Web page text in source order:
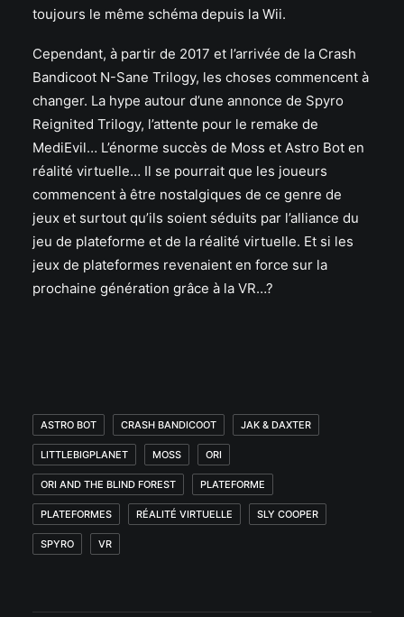
toujours le même schéma depuis la Wii.
Cependant, à partir de 2017 et l’arrivée de la Crash
Bandicoot N-Sane Trilogy, les choses commencent à
changer. La hype autour d’une annonce de Spyro
Reignited Trilogy, l’attente pour le remake de
MediEvil… L’énorme succès de Moss et Astro Bot en
réalité virtuelle… Il se pourrait que les joueurs
commencent à être nostalgiques de ce genre de
jeux et surtout qu’ils soient séduits par l’alliance du
jeu de plateforme et de la réalité virtuelle. Et si les
jeux de plateformes revenaient en force sur la
prochaine génération grâce à la VR…?
ASTRO BOT CRASH BANDICOOT JAK & DAXTER
LITTLEBIGPLANET MOSS ORI
ORI AND THE BLIND FOREST PLATEFORME
PLATEFORMES RÉALITÉ VIRTUELLE SLY COOPER
SPYRO VR